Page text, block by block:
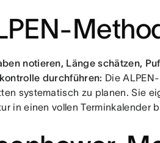
notieren, Länge schätzen,
durchführen: Die
systematisch zu planen. Sie
in einen vollen Terminkalender